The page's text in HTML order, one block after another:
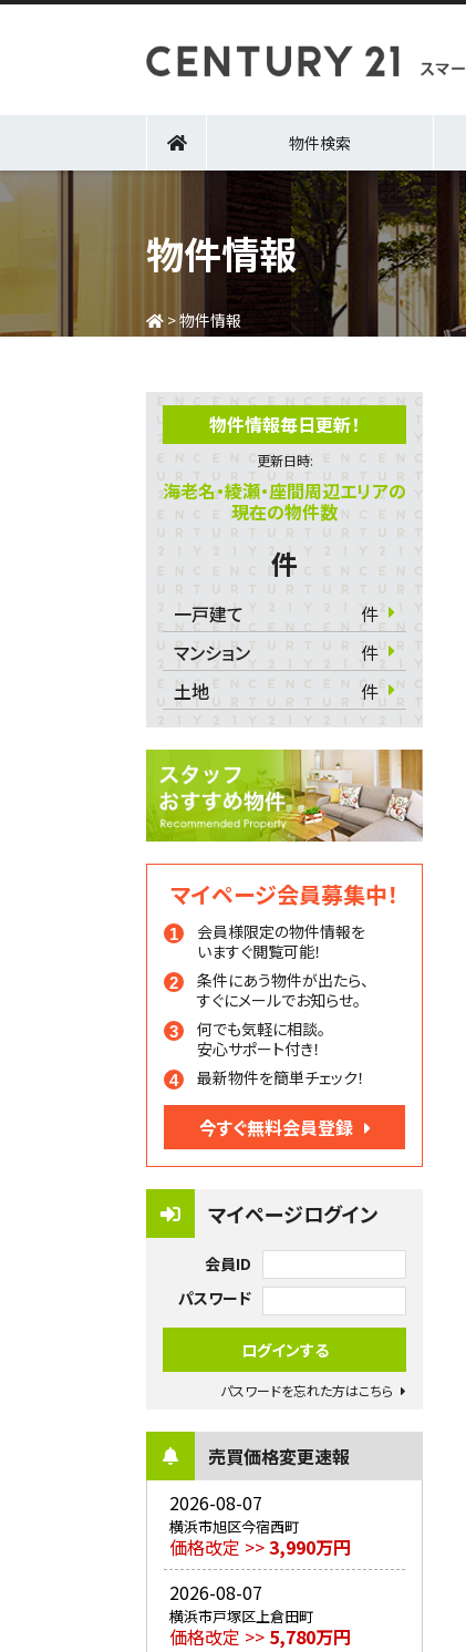
物件検索
物件情報
>物件情報
物件情報毎日更新！
更新日時:
海老名・綾瀬・座間周辺エリアの
現在の物件数
件
一戸建て
件
マンション
件
土地
件
マイページ会員募集中！
会員様限定の物件情報を
いますぐ閲覧可能！
条件にあう物件が出たら、
すぐにメールでお知らせ。
何でも気軽に相談。
安心サポート付き！
最新物件を簡単チェック！
今すぐ無料会員登録
マイページログイン
会員ID
パスワード
パスワードを忘れた方はこちら
売買価格変更速報
2026-08-07
横浜市旭区今宿西町
価格改定 >>3,990万円
2026-08-07
横浜市戸塚区上倉田町
価格改定 >> 5,780万円